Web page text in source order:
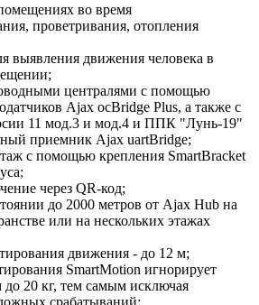
во время
проветривания, отопления
выявления движения человека в
централями с помощью
Ajax ocBridge Plus, а также с
11 мод.3 и мод.4 и ППК "Лунь-19"
приемник Ajax uartBridge;
с помощью крепления SmartBracket
через QR-код;
до 2000 метров от Ajax Hub на
или на нескольких этажах
движения - до 12 м;
SmartMotion игнорирует
20 кг, тем самым исключая
срабатываний;